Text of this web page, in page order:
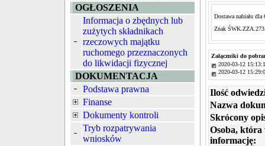
OGŁOSZENIA
Informacja o zbędnych lub
zużytych składnikach
rzeczowych majątku
ruchomego przeznaczonych
do likwidacji fizycznej
DOKUMENTACJA
Podstawa prawna
Finanse
Dokumenty kontroli
Tryb rozpatrywania
wniosków
Dostawa nabiału
Znak
Załączniki do
2020-03-12
2020-03-12
Ilość
Nazwa
Skrócony
Osoba, która
informację: